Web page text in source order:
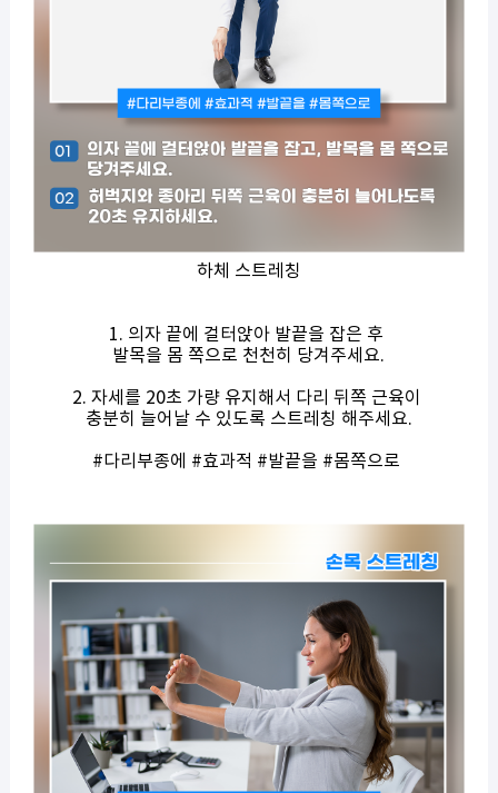
하체 스트레칭
1. 의자 끝에 걸터앉아 발끝을 잡은 후
발목을 몸 쪽으로 천천히 당겨주세요.
2. 자세를 20초 가량 유지해서 다리 뒤쪽 근육이
충분히 늘어날 수 있도록 스트레칭 해주세요.
#다리부종에 #효과적 #발끝을 #몸쪽으로